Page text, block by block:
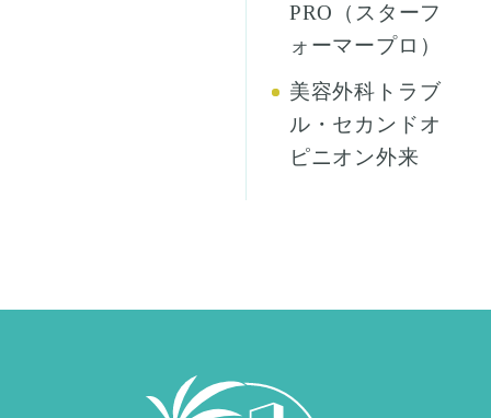
PRO（スターフ
ォーマープロ）
美容外科トラブ
ル・セカンドオ
ピニオン外来